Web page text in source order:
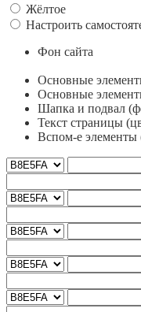
Жёлтое
Настроить
Фон сайта
Основные
Основные
Шапка и подвал
Текст страницы
Вспом-е элементы